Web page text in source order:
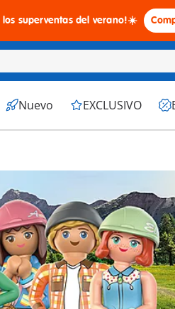
los superventas del verano!☀️
Nuevo EXCLUSIVO